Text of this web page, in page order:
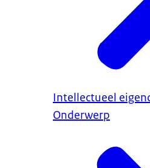
Intellectueel
Onderwerp